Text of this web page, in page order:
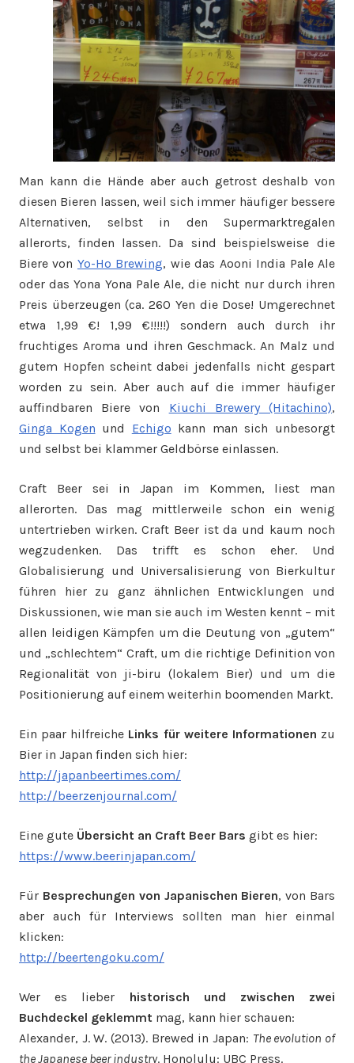
Man kann die Hände aber auch getrost deshalb von
diesen Bieren lassen, weil sich immer häufiger bessere
Alternativen, selbst in den Supermarktregalen
allerorts, finden lassen. Da sind beispielsweise die
Biere von Yo-Ho Brewing, wie das Aooni India Pale Ale
oder das Yona Yona Pale Ale, die nicht nur durch ihren
Preis überzeugen (ca. 260 Yen die Dose! Umgerechnet
etwa 1,99 €! 1,99 €!!!!!) sondern auch durch ihr
fruchtiges Aroma und ihren Geschmack. An Malz und
gutem Hopfen scheint dabei jedenfalls nicht gespart
worden zu sein. Aber auch auf die immer häufiger
auffindbaren Biere von Kiuchi Brewery (Hitachino),
Ginga Kogen und Echigo kann man sich unbesorgt
und selbst bei klammer Geldbörse einlassen.
Craft Beer sei in Japan im Kommen, liest man
allerorten. Das mag mittlerweile schon ein wenig
untertrieben wirken. Craft Beer ist da und kaum noch
wegzudenken. Das trifft es schon eher. Und
Globalisierung und Universalisierung von Bierkultur
führen hier zu ganz ähnlichen Entwicklungen und
Diskussionen, wie man sie auch im Westen kennt – mit
allen leidigen Kämpfen um die Deutung von „gutem“
und „schlechtem“ Craft, um die richtige Definition von
Regionalität von ji-biru (lokalem Bier) und um die
Positionierung auf einem weiterhin boomenden Markt.
Ein paar hilfreiche Links für weitere Informationen zu
Bier in Japan finden sich hier:
http://japanbeertimes.com/
http://beerzenjournal.com/
Eine gute Übersicht an Craft Beer Bars gibt es hier:
https://www.beerinjapan.com/
Für Besprechungen von Japanischen Bieren, von Bars
aber auch für Interviews sollten man hier einmal
klicken:
http://beertengoku.com/
Wer es lieber historisch und zwischen zwei
Buchdeckel geklemmt mag, kann hier schauen:
Alexander, J. W. (2013). Brewed in Japan: The evolution of
the Japanese beer industry. Honolulu: UBC Press.